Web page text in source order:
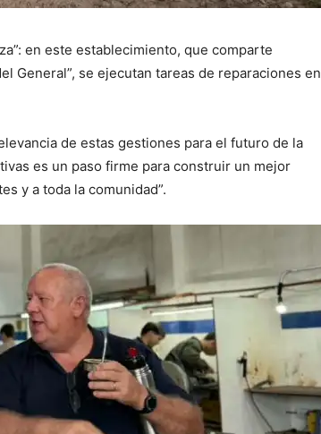
en este establecimiento, que comparte
General”, se ejecutan tareas de reparaciones en
de estas gestiones para el futuro de la
es un paso firme para construir un mejor
y a toda la comunidad”.⁣